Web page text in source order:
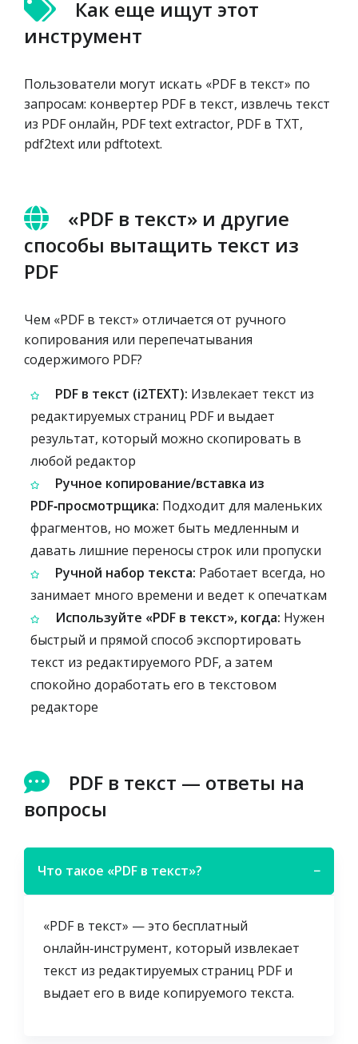
Как еще ищут этот
инструмент
Пользователи могут искать «PDF в текст» по
запросам: конвертер PDF в текст, извлечь текст
из PDF онлайн, PDF text extractor, PDF в TXT,
pdf2text или pdftotext.
«PDF в текст» и другие
способы вытащить текст из
PDF
Чем «PDF в текст» отличается от ручного
копирования или перепечатывания
содержимого PDF?
PDF в текст (i2TEXT): Извлекает текст из
редактируемых страниц PDF и выдает
результат, который можно скопировать в
любой редактор
Ручное копирование/вставка из
PDF‑просмотрщика: Подходит для маленьких
фрагментов, но может быть медленным и
давать лишние переносы строк или пропуски
Ручной набор текста: Работает всегда, но
занимает много времени и ведет к опечаткам
Используйте «PDF в текст», когда: Нужен
быстрый и прямой способ экспортировать
текст из редактируемого PDF, а затем
спокойно доработать его в текстовом
редакторе
PDF в текст — ответы на
вопросы
Что такое «PDF в текст»? −
«PDF в текст» — это бесплатный
онлайн‑инструмент, который извлекает
текст из редактируемых страниц PDF и
выдает его в виде копируемого текста.